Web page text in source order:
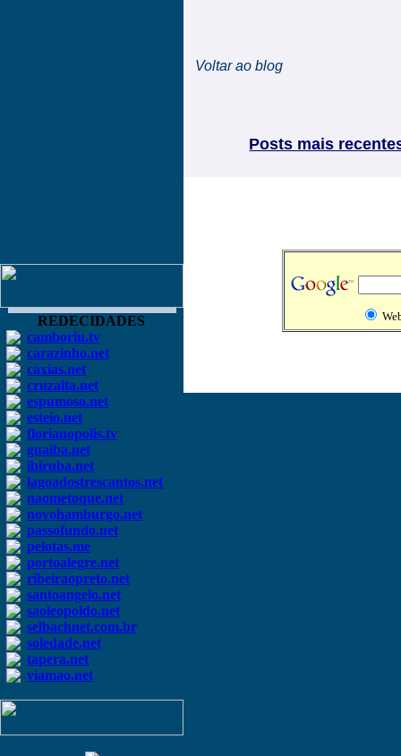
REDECIDADES
camboriu.tv
carazinho.net
caxias.net
cruzalta.net
espumoso.net
esteio.net
florianopolis.tv
guaiba.net
ibiruba.net
lagoadostrescantos.net
naometoque.net
novohamburgo.net
passofundo.net
pelotas.me
portoalegre.net
ribeiraopreto.net
santoangelo.net
saoleopoldo.net
selbachnet.com.br
soledade.net
tapera.net
viamao.net
Voltar ao blog
Posts mais